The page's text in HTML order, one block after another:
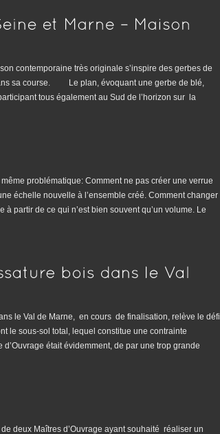
contemporaine très originale s’inspire des gerbes de
sa course. Le plan, évoquant une gerbe de blé,
tous également au Sud de l’horizon sur la
problématique: Comment ne pas créer une verrue
échelle nouvelle à l’ensemble créé. Comment changer
partir de ce qui n’est bien souvent qu’un volume. Le
le Val de Marne, en cours de finalisation, relève le défi
le sous-sol total, lequel constitue une contrainte
était évidemment, de par une trop grande
deux Maîtres d’Ouvrage ayant souhaité réaliser un